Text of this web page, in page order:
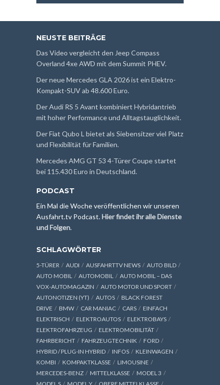
NEUSTE BEITRÄGE
Das Video vergleicht den Jeep Compass
Overland 4xe AWD mit dem Summit PHEV.
Der neue Mercedes GLA 2026 ist ein Elektro-
Kompakt-SUV ab 48.600 Euro.
Der Audi RS 5 Avant kombiniert Hybridantrieb
mit hoher Performance und Alltagstauglichkeit.
Der Fiat Qubo L bietet als Siebensitzer viel Platz
und Flexibilität für Familien.
Mercedes AMG GT 53 4-Türer Coupe startet
bei 115.430 Euro in Deutschland.
PODCAST
Ein Mal die Woche veröffentlichen wir unseren
Ausfahrt.tv Podcast.Hier findet ihr alle Dienste
und Folgen.
SCHLAGWÖRTER
5-TÜRER AUDI AUSFAHRTTV NEWS
AUTO BILD
AUTO MOBIL
AUTOMOBIL
AUTO MOBIL – DAS
VOX-AUTOMAGAZIN
AUTO MOTOR UND SPORT
AUTONOTIZEN (YT)
AUTOS
BLACK FOREST
DRIVE
BMW CAR MANIAC CARS
EINFACH
ELEKTRISCH
ELEKTROAUTOS
ELEKTROBAYS
ELEKTROFAHRZEUG
ELEKTROMOBILITÄT
FAHRBERICHT
FAHRZEUGTECHNIK
FORD
HYBRID / PLUG-IN HYBRID
INFOS
KLEINWAGEN
KOMBI
KOMPAKTKLASSE
LIMOUSINE
MERCEDES-BENZ
MITTELKLASSE
MODEL 3